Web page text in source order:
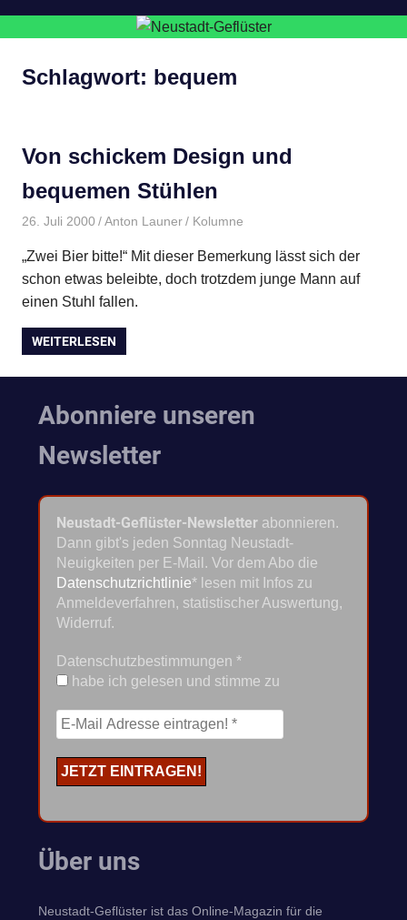
Schlagwort: bequem
Von schickem Design und
bequemen Stühlen
26. Juli 2000 Anton Launer Kolumne
„Zwei Bier bitte!“ Mit dieser Bemerkung lässt sich der
schon etwas beleibte, doch trotzdem junge Mann auf
einen Stuhl fallen.
WEITERLESEN
Abonniere unseren
Newsletter
Neustadt-Geflüster-Newsletter abonnieren.
Dann gibt's jeden Sonntag Neustadt-
Neuigkeiten per E-Mail. Vor dem Abo die
Datenschutzrichtlinie* lesen mit Infos zu
Anmeldeverfahren, statistischer Auswertung,
Widerruf.
Datenschutzbestimmungen *
habe ich gelesen und stimme zu
Über uns
Neustadt-Geflüster ist das Online-Magazin für die